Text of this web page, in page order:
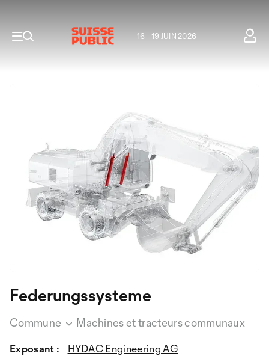
16 - 19 JUIN 2026
Federungssysteme
Commune Machines et tracteurs communaux
Exposant :
HYDAC Engineering AG